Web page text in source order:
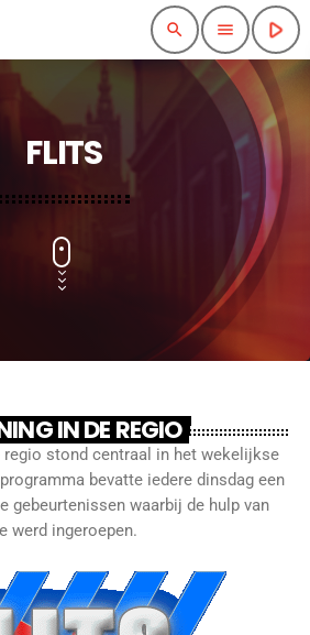
search menu play_arrow
FLITS
IN DE REGIO
regio stond centraal in het wekelijkse
bevatte iedere dinsdag een
gebeurtenissen waarbij de hulp van
werd ingeroepen.